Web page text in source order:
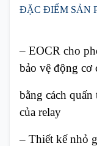
ĐẶC ĐIỂM SẢN
– EOCR cho
bảo vệ động cơ
bằng cách
của relay
– Thiết kế nhỏ